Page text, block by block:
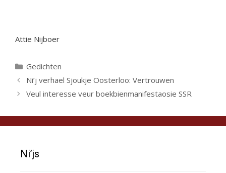
Attie Nijboer
Categorieën
Gedichten
Ni’j verhael Sjoukje Oosterloo: Vertrouwen
Veul interesse veur boekbienmanifestaosie SSR
Ni’js